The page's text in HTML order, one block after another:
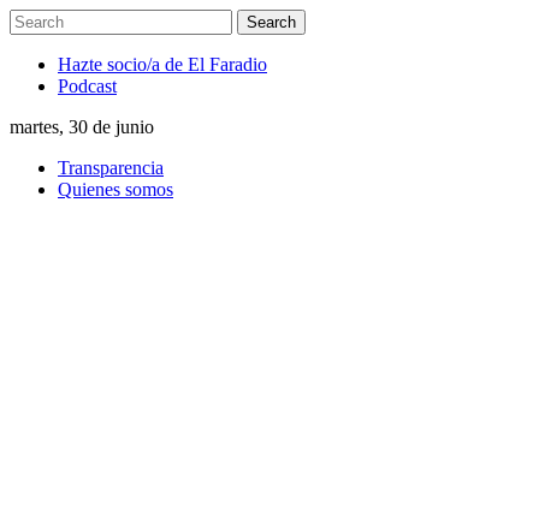
Hazte socio/a de El Faradio
Podcast
martes, 30 de junio
Transparencia
Quienes somos